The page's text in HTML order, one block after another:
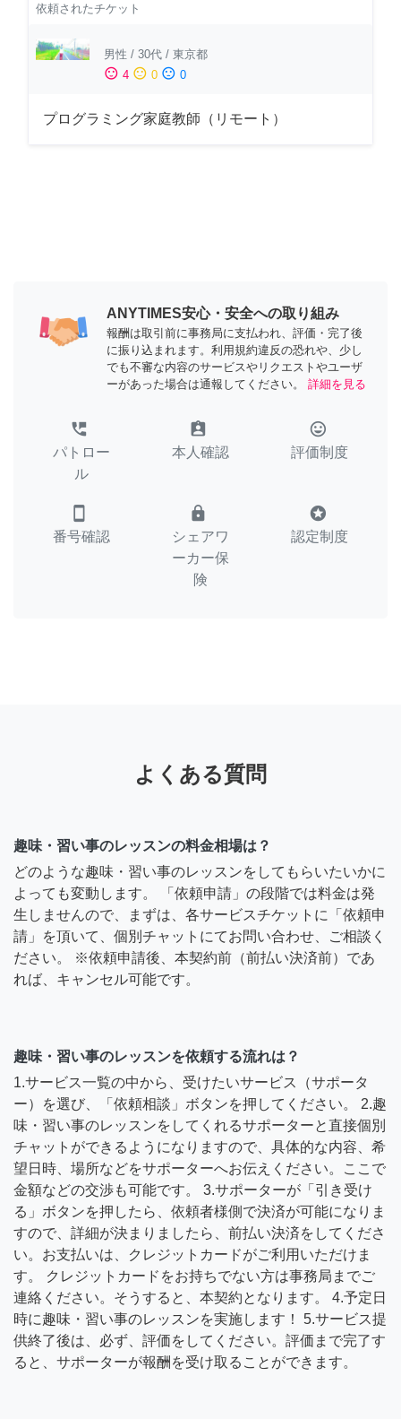
依頼されたチケット
男性 / 30代 / 東京都
sentiment_satisfied 4 sentiment_neutral 0 sentiment_dissatisfied 0
プログラミング家庭教師（リモート）
ANYTIMES安心・安全への取り組み
報酬は取引前に事務局に支払われ、評価・完了後
に振り込まれます。利用規約違反の恐れや、少し
でも不審な内容のサービスやリクエストやユーザ
ーがあった場合は通報してください。
詳細を見る
perm_phone_msg
パトロー
ル
assignment_ind
本人確認
tag_faces
評価制度
smartphone
番号確認
lock
シェアワ
ーカー保
険
stars
認定制度
よくある質問
趣味・習い事のレッスンの料金相場は？
どのような趣味・習い事のレッスンをしてもらいたいかに
よっても変動します。 「依頼申請」の段階では料金は発
生しませんので、まずは、各サービスチケットに「依頼申
請」を頂いて、個別チャットにてお問い合わせ、ご相談く
ださい。 ※依頼申請後、本契約前（前払い決済前）であ
れば、キャンセル可能です。
趣味・習い事のレッスンを依頼する流れは？
1.サービス一覧の中から、受けたいサービス（サポータ
ー）を選び、「依頼相談」ボタンを押してください。 2.趣
味・習い事のレッスンをしてくれるサポーターと直接個別
チャットができるようになりますので、具体的な内容、希
望日時、場所などをサポーターへお伝えください。ここで
金額などの交渉も可能です。 3.サポーターが「引き受け
る」ボタンを押したら、依頼者様側で決済が可能になりま
すので、詳細が決まりましたら、前払い決済をしてくださ
い。お支払いは、クレジットカードがご利用いただけま
す。 クレジットカードをお持ちでない方は事務局までご
連絡ください。そうすると、本契約となります。 4.予定日
時に趣味・習い事のレッスンを実施します！ 5.サービス提
供終了後は、必ず、評価をしてください。評価まで完了す
ると、サポーターが報酬を受け取ることができます。